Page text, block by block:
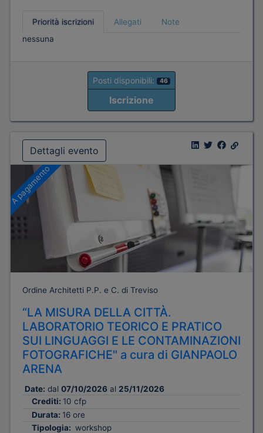
Priorità iscrizioni Allegati
Note
nessuna
Posti disponibili: 46
Iscrizione
Dettagli evento
A pagamento
Ordine Architetti P.P. e C. di Treviso
“LA MISURA DELLA CITTÀ.
LABORATORIO TEORICO E PRATICO
SUI LINGUAGGI E LE CONTAMINAZIONI
FOTOGRAFICHE" a cura di GIANPAOLO
ARENA
Date: dal 07/10/2026 al 25/11/2026
Crediti: 10 cfp
Durata: 16 ore
Tipologia: workshop